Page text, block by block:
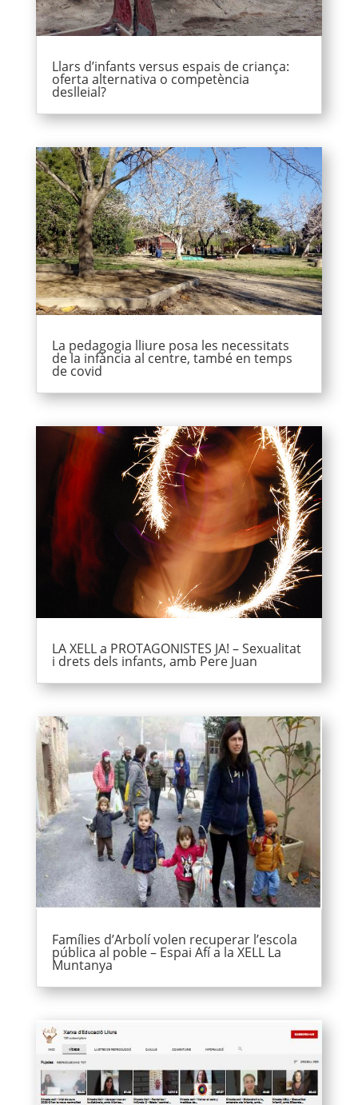
Llars d’infants versus espais de criança:
oferta alternativa o competència
deslleial?
La pedagogia lliure posa les necessitats
de la infància al centre, també en temps
de covid
LA XELL a PROTAGONISTES JA! – Sexualitat
i drets dels infants, amb Pere Juan
Famílies d’Arbolí volen recuperar l’escola
pública al poble – Espai Afí a la XELL La
Muntanya